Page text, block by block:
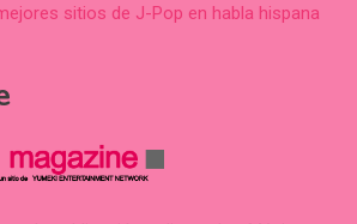
sitios de J-Pop en habla hispana